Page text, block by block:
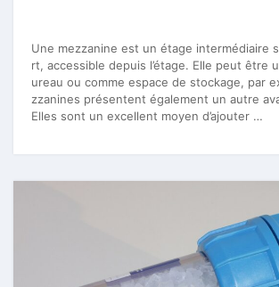
Une mezzanine est un étage intermédiaire
rt, accessible depuis l’étage. Elle peut être
ureau ou comme espace de stockage, par
zzanines présentent également un autre
Elles sont un excellent moyen d’ajouter …